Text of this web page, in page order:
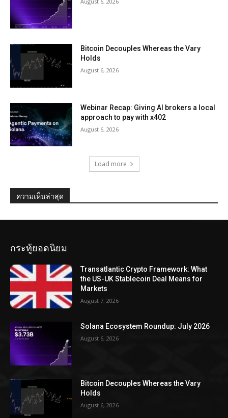
Bitcoin Decouples Whereas the Vary
Holds
August 6, 2026
Webinar Recap: Giving AI brokers a local
approach to pay with x402
August 6, 2026
Load more
ความเห็นล่าสุด
กระทู้ยอดนิยม
Transatlantic Crypto Framework: What
the US-UK Stablecoin Deal Means for
Markets
August 7, 2026
Solana Ecosystem Roundup: July 2026
August 6, 2026
Bitcoin Decouples Whereas the Vary
Holds
August 6, 2026